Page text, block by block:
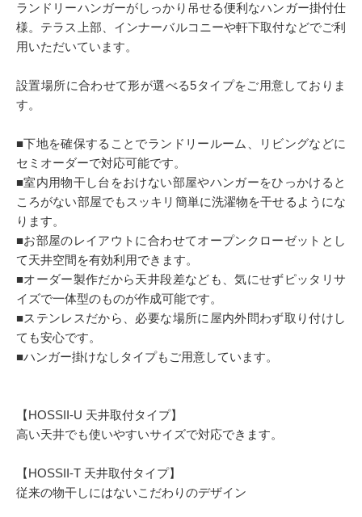
Q＆A 販売・施工代理店募集
お気に入り
ランドリーハンガーがしっかり吊せる便利なハンガー掛付仕
様。テラス上部、インナーバルコニーや軒下取付などでご利
用いただいています。
設置場所に合わせて形が選べる5タイプをご用意しておりま
す。
■下地を確保することでランドリールーム、リビングなどに
セミオーダーで対応可能です。
■室内用物干し台をおけない部屋やハンガーをひっかけると
ころがない部屋でもスッキリ簡単に洗濯物を干せるようにな
ります。
■お部屋のレイアウトに合わせてオープンクローゼットとし
て天井空間を有効利用できます。
■オーダー製作だから天井段差なども、気にせずピッタリサ
イズで一体型のものが作成可能です。
■ステンレスだから、必要な場所に屋内外問わず取り付けし
ても安心です。
■ハンガー掛けなしタイプもご用意しています。
【HOSSII-U 天井取付タイプ】
高い天井でも使いやすいサイズで対応できます。
【HOSSII-T 天井取付タイプ】
従来の物干しにはないこだわりのデザイン